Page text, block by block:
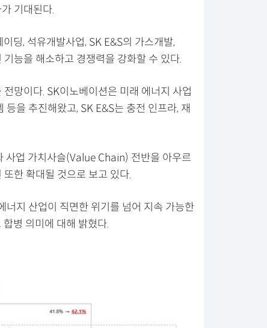
기대된다.
딩, 석유개발사업, SK E&S의 가스개발,
능을 해소하고 경쟁력을 강화할 수 있다.
망이다. SK이노베이션은 미래 에너지 사업
을 추진해왔고, SK E&S는 충전 인프라, 재
사업 가치사슬(Value Chain) 전반을 아우르
한 확대될 것으로 보고 있다.
지 산업이 직면한 위기를 넘어 지속 가능한
병 의미에 대해 밝혔다.